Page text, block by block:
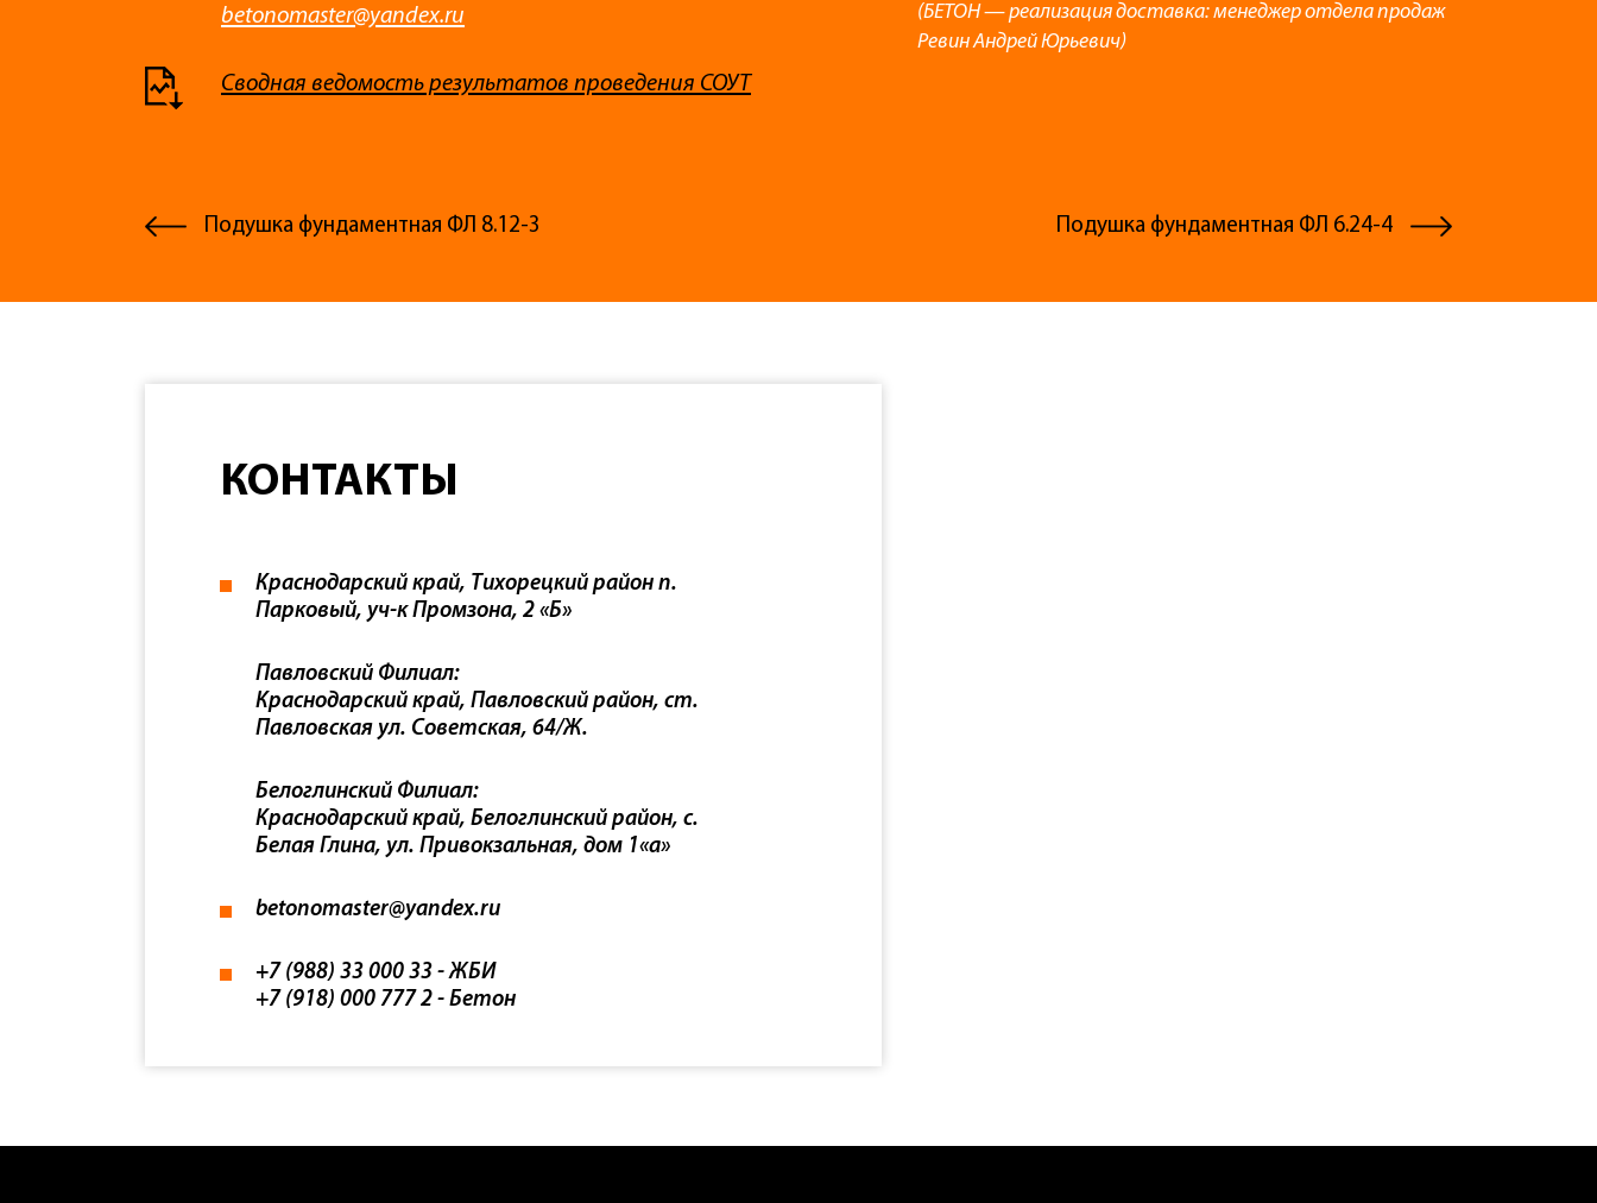
betonomaster@yandex.ru
Сводная ведомость результатов проведения СОУТ
(БЕТОН — реализация доставка: менеджер отдела продаж
Ревин Андрей Юрьевич)
Подушка фундаментная ФЛ 8.12-3 Подушка фундаментная ФЛ 6.24-4
КОНТАКТЫ
Краснодарский край, Тихорецкий район п.
Парковый, уч-к Промзона, 2 «Б»
Павловский Филиал:
Краснодарский край, Павловский район, ст.
Павловская ул. Советская, 64/Ж.
Белоглинский Филиал:
Краснодарский край, Белоглинский район, с.
Белая Глина, ул. Привокзальная, дом 1«а»
betonomaster@yandex.ru
+7 (988) 33 000 33 - ЖБИ
+7 (918) 000 777 2 - Бетон